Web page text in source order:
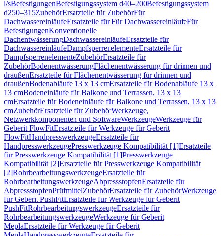
l/sBefestigungenBefestigungssystem d40–200Befestigungssystem
d250–315ZubehörErsatzteile für ZubehörFür
DachwassereinläufeErsatzteile für Für DachwassereinläufeFür
BefestigungenKonventionelle
DachentwässerungDachwassereinläufeErsatzteile für
DachwassereinläufeDampfsperrenelementeErsatzteile für
DampfsperrenelementeZubehörErsatzteile für
ZubehörBodenentwässerungFlächenentwässerung für drinnen und
draußenErsatzteile für Flächenentwässerung für drinnen und
draußenBodenabläufe 13 x 13 cmErsatzteile für Bodenabläufe 13 x
13 cmBodeneinläufe für Balkone und Terrassen, 13 x 13
cmErsatzteile für Bodeneinläufe für Balkone und Terrassen, 13 x 13
cmZubehörErsatzteile für ZubehörWerkzeuge,
Netzwerkkomponenten und SoftwareWerkzeugeWerkzeuge für
Geberit FlowFitErsatzteile für Werkzeuge für Geberit
FlowFitHandpresswerkzeugeErsatzteile für
HandpresswerkzeugePresswerkzeuge Kompatibilität [1]Ersatzteile
für Presswerkzeuge Kompatibilität [1]Presswerkzeuge
Kompatibilität [2]Ersatzteile für Presswerkzeuge Kompatibilität
[2]RohrbearbeitungswerkzeugeErsatzteile für
RohrbearbeitungswerkzeugeAbpressstopfenErsatzteile für
AbpressstopfenPrüfmittelZubehörErsatzteile für ZubehörWerkzeuge
für Geberit PushFitErsatzteile für Werkzeuge für Geberit
PushFitRohrbearbeitungswerkzeugeErsatzteile für
RohrbearbeitungswerkzeugeWerkzeuge für Geberit
MeplaErsatzteile für Werkzeuge für Geberit